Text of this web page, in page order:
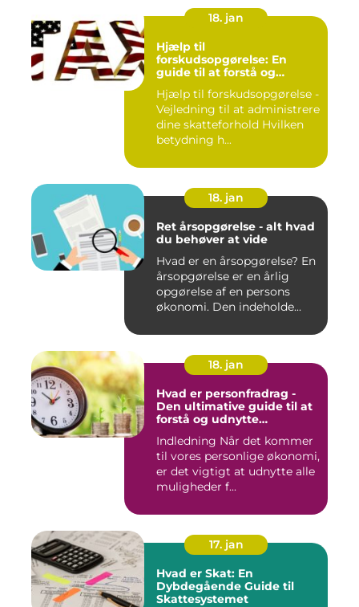
18. jan
Hjælp til
forskudsopgørelse: En
guide til at forstå og
skatteforpligtelse
Hjælp til forskudsopgørelse -
Vejledning til at administrere
dine skatteforhold Hvilken
betydning h...
18. jan
Ret årsopgørelse - alt hvad
du behøver at vide
Hvad er en årsopgørelse? En
årsopgørelse er en årlig
opgørelse af en persons
økonomi. Den indeholde...
18. jan
Hvad er personfradrag -
Den ultimative guide til at
forstå og udnytte
Indledning Når det kommer
til vores personlige økonomi,
er det vigtigt at udnytte alle
muligheder f...
17. jan
Hvad er Skat: En
Dybdegående Guide til
Skattesystemet